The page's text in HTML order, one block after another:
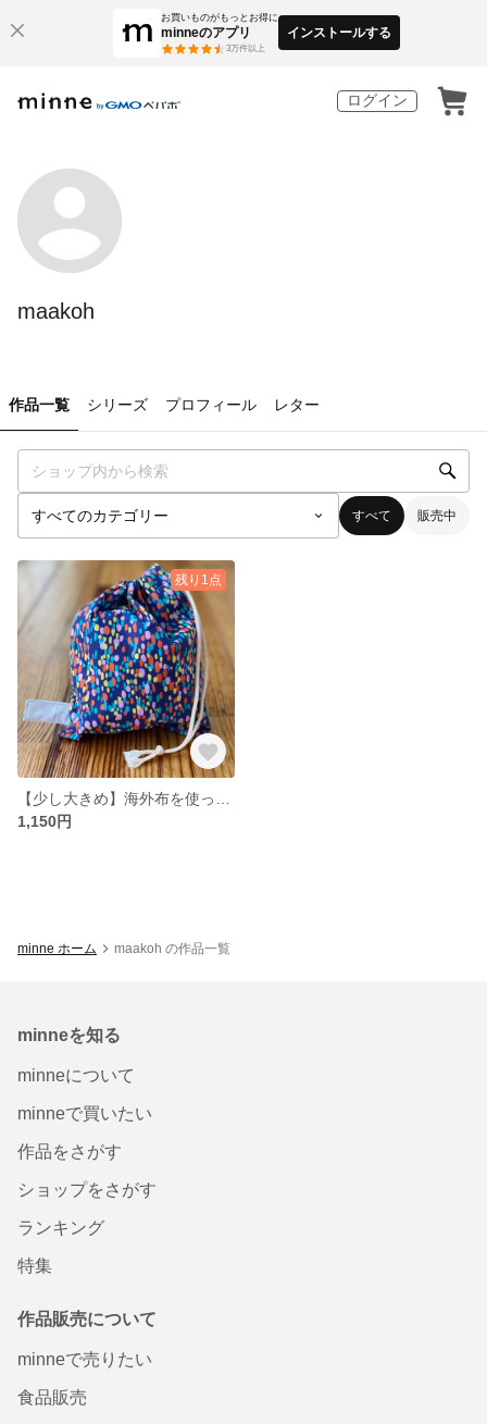
お買いものがもっとお得に
minneのアプリ
3万件以上
インストールする
ログイン
maakoh
作品一覧 シリーズ プロフィール レター
すべて 販売中
残り1点
1,150円
minne ホーム maakoh の作品一覧
minneを知る
minneについて
minneで買いたい
作品をさがす
ショップをさがす
ランキング
特集
作品販売について
minneで売りたい
食品販売